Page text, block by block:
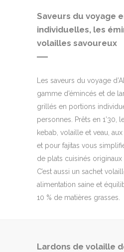
Saveurs du voyage
individuelles, les
volailles savoureux
Les saveurs du voyage
gamme d’émincés et de
grillés en portions
personnes. Prêts en 1’30,
kebab, volaille et veau,
et pour fajitas vous
de plats cuisinés originaux
C’est aussi un sachet
alimentation saine et
10 % de matières grasses.
Lardons de volaille